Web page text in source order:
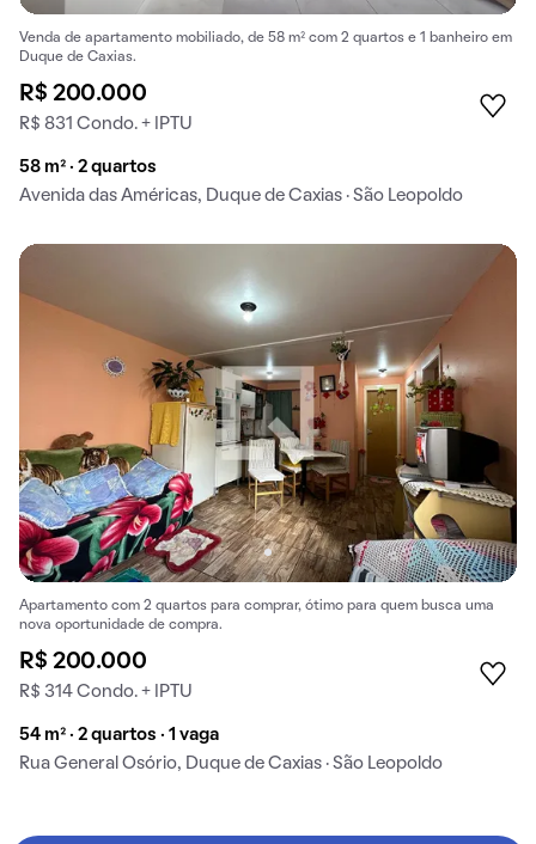
Venda de apartamento mobiliado, de 58 m² com 2 quartos e 1 banheiro em
Duque de Caxias.
R$ 200.000
R$ 831 Condo. + IPTU
58 m² · 2 quartos
Avenida das Américas, Duque de Caxias · São Leopoldo
Apartamento com 2 quartos para comprar, ótimo para quem busca uma
nova oportunidade de compra.
R$ 200.000
R$ 314 Condo. + IPTU
54 m² · 2 quartos · 1 vaga
Rua General Osório, Duque de Caxias · São Leopoldo